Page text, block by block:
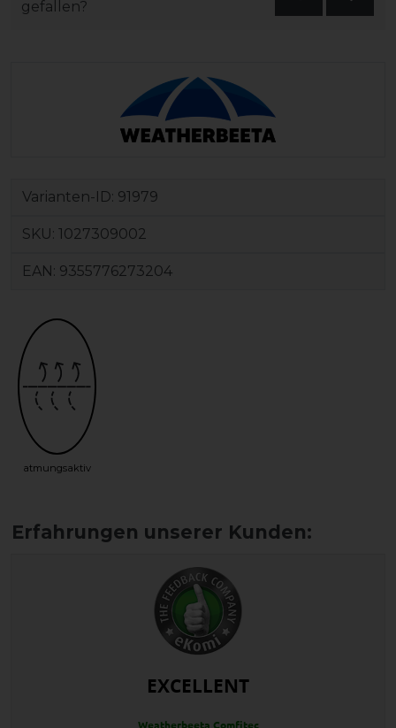
gefallen?
Varianten-ID: 91979
SKU: 1027309002
EAN: 9355776273204
atmungsaktiv
EXCELLENT
Weatherbeeta Comfitec